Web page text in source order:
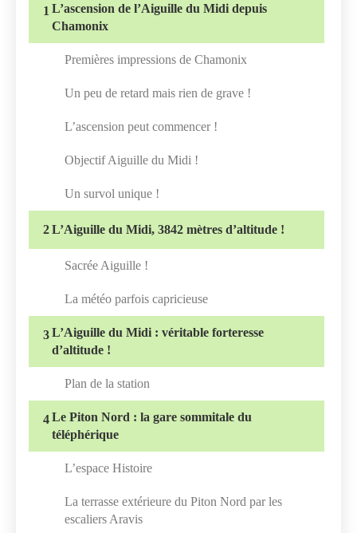
1 L’ascension de l’Aiguille du Midi depuis
Chamonix
Premières impressions de Chamonix
Un peu de retard mais rien de grave !
L’ascension peut commencer !
Objectif Aiguille du Midi !
Un survol unique !
2L’Aiguille du Midi, 3842 mètres d’altitude !
Sacrée Aiguille !
La météo parfois capricieuse
3L’Aiguille du Midi : véritable forteresse
d’altitude !
Plan de la station
4Le Piton Nord : la gare sommitale du
téléphérique
L’espace Histoire
La terrasse extérieure du Piton Nord par les
escaliers Aravis